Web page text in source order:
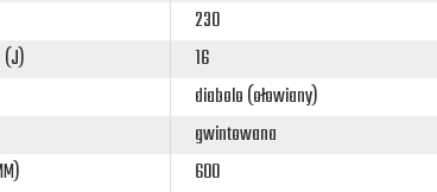
230
(J)
16
diabolo (ołowiany)
gwintowana
600